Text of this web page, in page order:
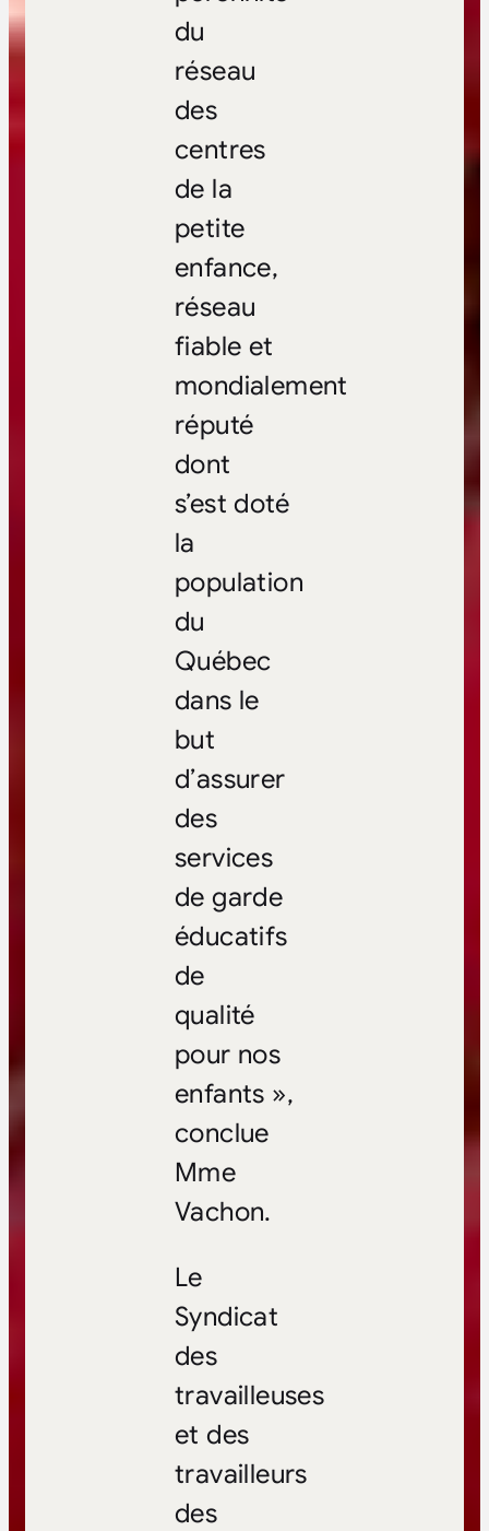
du
réseau
des
centres
de la
petite
enfance,
réseau
fiable et
mondialement
réputé
dont
s’est doté
la
population
du
Québec
dans le
but
d’assurer
des
services
de garde
éducatifs
de
qualité
pour nos
enfants »,
conclue
Mme
Vachon.
Le
Syndicat
des
travailleuses
et des
travailleurs
des